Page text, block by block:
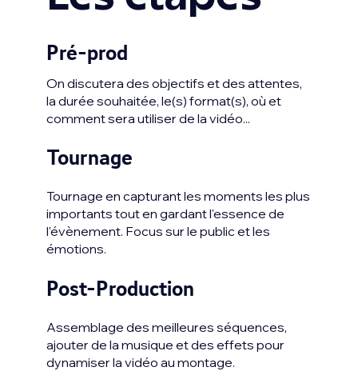
Pré-prod
On discutera des objectifs et des attentes,
la durée souhaitée, le(s) format(s), où et
comment sera utiliser de la vidéo...
Tournage
Tournage en capturant les moments les plus
importants tout en gardant l'essence de
l'évènement. Focus sur le public et les
émotions.
Post-Production
Assemblage des meilleures séquences,
ajouter de la musique et des effets pour
dynamiser la vidéo au montage.